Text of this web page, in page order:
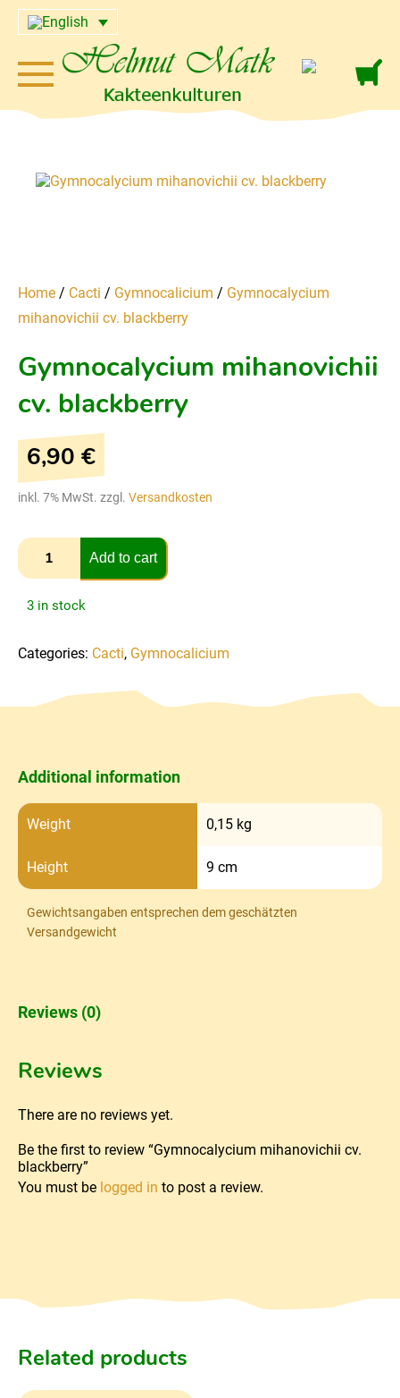
Home / Cacti / Gymnocalicium / Gymnocalycium
mihanovichii cv. blackberry
Gymnocalycium mihanovichii
cv. blackberry
6,90 €
inkl. 7% MwSt. zzgl. Versandkosten
Add to cart
3 in stock
Categories: Cacti, Gymnocalicium
Additional information
Weight 0,15 kg
Height 9 cm
Gewichtsangaben entsprechen dem geschätzten
Versandgewicht
Reviews (0)
Reviews
There are no reviews yet.
Be the first to review “Gymnocalycium mihanovichii cv.
blackberry”
You must be logged in to post a review.
Related products